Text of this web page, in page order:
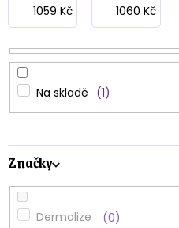
r
o
d
u
k
t
ů
1059 Kč 1060 Kč
Na skladě 1
Značky
Dermalize 0